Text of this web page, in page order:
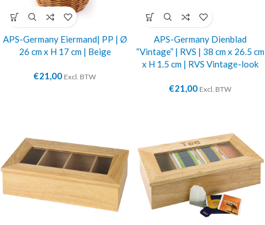
APS-Germany Eiermand| PP | Ø
26 cm x H 17 cm | Beige
€21,00 Excl. BTW
APS-Germany Dienblad
“Vintage” | RVS | 38 cm x 26.5 cm
x H 1.5 cm | RVS Vintage-look
€21,00 Excl. BTW